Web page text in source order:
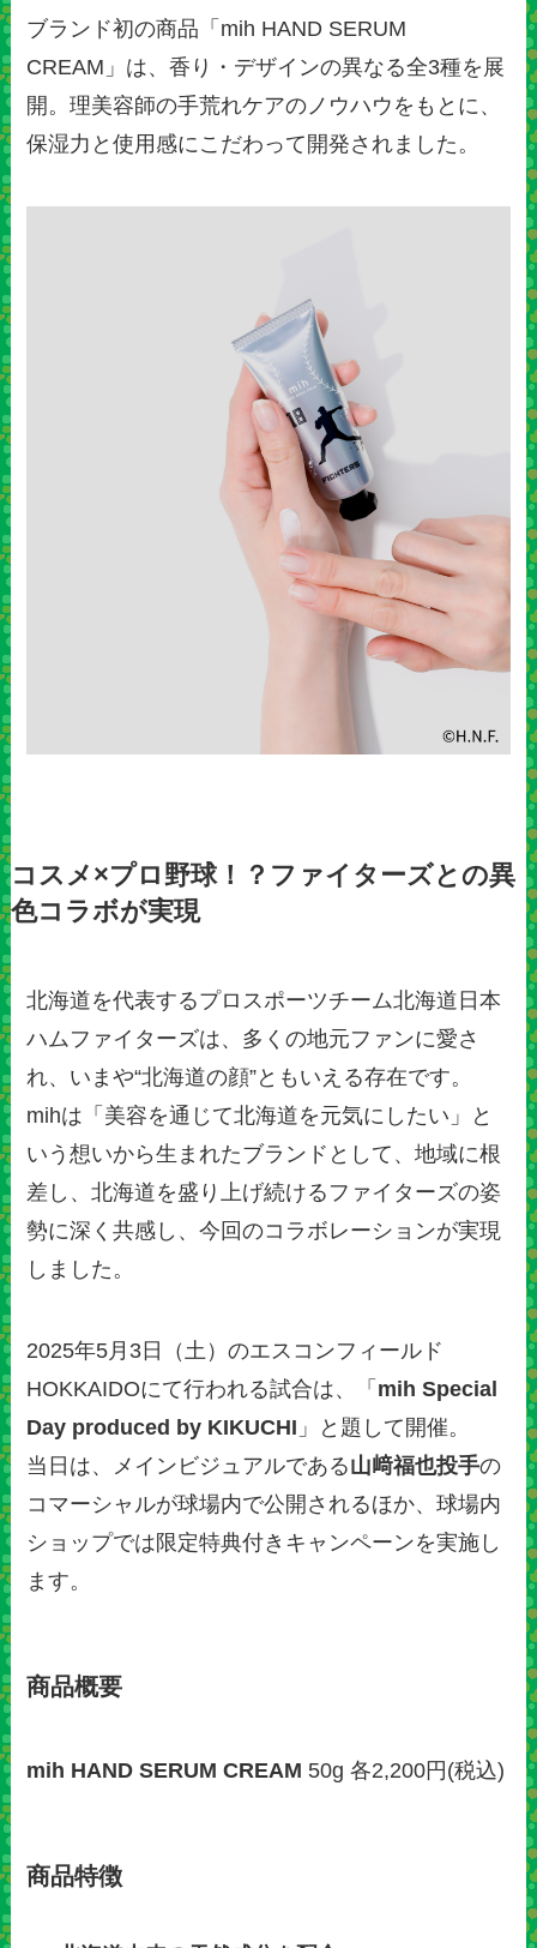
ブランド初の商品「mih HAND SERUM
CREAM」は、香り・デザインの異なる全3種を展
開。理美容師の手荒れケアのノウハウをもとに、
保湿力と使用感にこだわって開発されました。
コスメ×プロ野球！？ファイターズとの異
色コラボが実現
北海道を代表するプロスポーツチーム北海道日本
ハムファイターズは、多くの地元ファンに愛さ
れ、いまや“北海道の顔”ともいえる存在です。
mihは「美容を通じて北海道を元気にしたい」と
いう想いから生まれたブランドとして、地域に根
差し、北海道を盛り上げ続けるファイターズの姿
勢に深く共感し、今回のコラボレーションが実現
しました。
2025年5月3日（土）のエスコンフィールド
HOKKAIDOにて行われる試合は、「 mih Special
Day produced by KIKUCHI 」と題して開催。
当日は、メインビジュアルである山﨑福也投手の
コマーシャルが球場内で公開されるほか、球場内
ショップでは限定特典付きキャンペーンを実施し
ます。
商品概要
mih HAND SERUM CREAM 50g 各2,200円(税込)
商品特徴